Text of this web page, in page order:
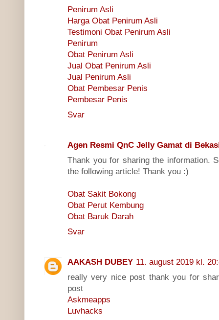
Penirum Asli
Harga Obat Penirum Asli
Testimoni Obat Penirum Asli
Penirum
Obat Penirum Asli
Jual Obat Penirum Asli
Jual Penirum Asli
Obat Pembesar Penis
Pembesar Penis
Svar
Agen Resmi QnC Jelly Gamat di
Thank you for sharing the information.
the following article! Thank you :)
Obat Sakit Bokong
Obat Perut Kembung
Obat Baruk Darah
Svar
AAKASH DUBEY 11. august 2019 kl.
really very nice post thank you for
post
Askmeapps
Luvhacks